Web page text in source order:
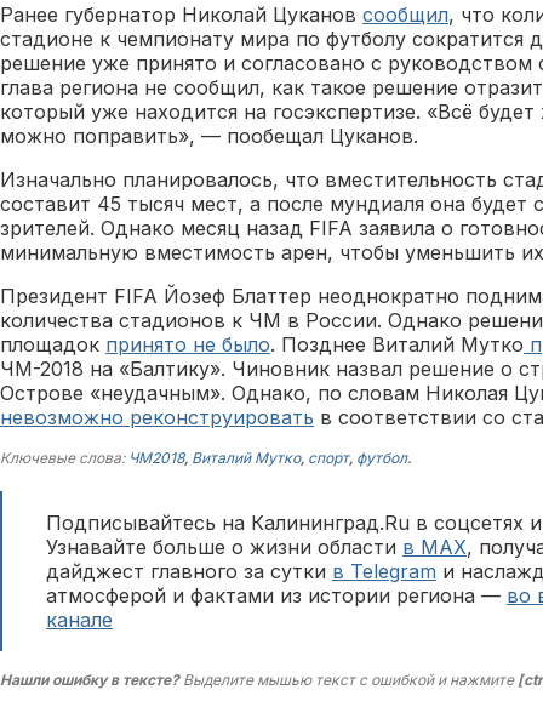
Ранее губернатор Николай Цуканов сообщил, что
стадионе к чемпионату мира по футболу сократится
решение уже принято и согласовано с
глава региона не сообщил, как такое решение
который уже находится на госэкспертизе. «Всё
можно поправить», — пообещал Цуканов.
Изначально планировалось, что вместительность
составит 45 тысяч мест, а после мундиаля она будет
зрителей. Однако месяц назад FIFA заявила о
минимальную вместимость арен, чтобы уменьшить
Президент FIFA Йозеф Блаттер неоднократно
количества стадионов к ЧМ в России. Однако
площадок принято не было. Позднее Виталий Мутко
ЧМ-2018 на «Балтику». Чиновник назвал решение о
Острове «неудачным». Однако, по словам Николая
невозможно реконструировать в соответствии со
Ключевые слова: ЧМ2018, Виталий Мутко, спорт, футбол.
Подписывайтесь на Калининград.Ru в соцсетях
Узнавайте больше о жизни области в MAX,
дайджест главного за сутки в Telegram и
атмосферой и фактами из истории региона — во
канале
Нашли ошибку в тексте?Выделите мышью текст с ошибкой и нажмите